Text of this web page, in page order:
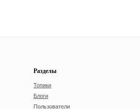
Разделы
Топики
Блоги
Пользователи